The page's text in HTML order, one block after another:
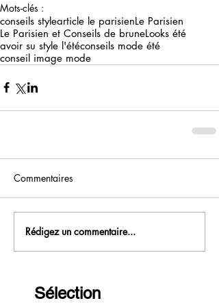
Mots-clés :
conseils stylearticle le parisienLe Parisien
Le Parisien et Conseils de bruneLooks été
avoir su style l'étéconseils mode été
conseil image mode
Commentaires
Rédigez un commentaire...
Sélection